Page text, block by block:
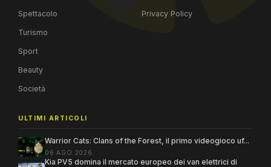
Spettacolo
Turismo
Sport
Beauty
Società
Privacy Policy
ULTIMI ARTICOLI
Warrior Cats: Clans of the Forest, il primo videogioco uf...
06 AGO 2026
Kia PV5 domina il mercato europeo dei van elettrici di